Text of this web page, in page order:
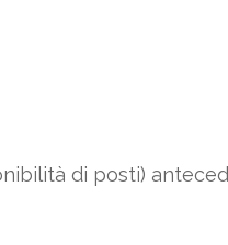
di posti)